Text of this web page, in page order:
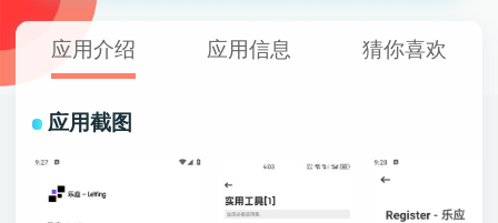
应用介绍 应用信息 猜你喜欢
应用截图